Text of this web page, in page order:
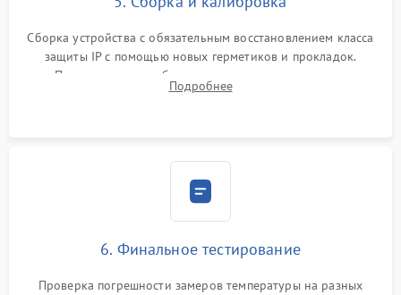
Сборка устройства с обязательным восстановлением класса
защиты IP с помощью новых герметиков и прокладок.
Программная калибровка матрицы по эталонному
абсолютно черному телу для точного измерения температур.
Подробнее
6. Финальное тестирование
Проверка погрешности замеров температуры на разных